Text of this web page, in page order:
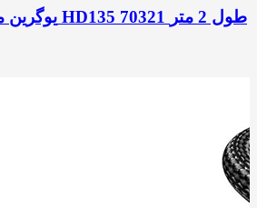
کابل 2.1 HDMI یوگرین مدل HD135 70321 طول 2 متر